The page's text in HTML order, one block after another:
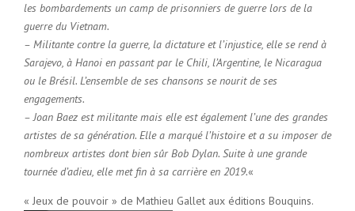
les bombardements un camp de prisonniers de guerre lors dela
guerre du Vietnam.
– Militante contre la guerre, la dictature et l’injustice, elle se rend à
Sarajevo, à Hanoi en passant par le Chili, l’Argentine, le Nicaragua
ou le Brésil. L’ensemble de ses chansons se nourit de ses
engagements.
– Joan Baez est militante mais elle est également l’une des grandes
artistes de sa génération. Elle a marqué l’histoire et a su imposer de
nombreux artistes dont bien sûrBob Dylan. Suite à une grande
tournée d’adieu, elle met fin à sa carrière en 2019.«
« Jeux de pouvoir » de Mathieu Gallet aux éditions Bouquins.